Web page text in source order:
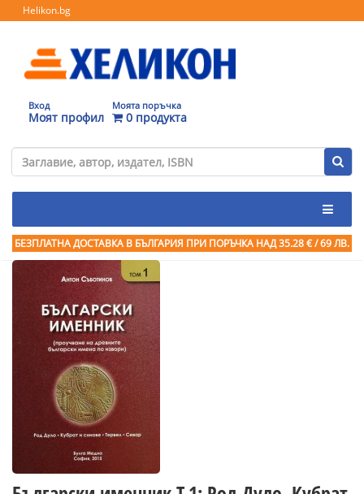
Helikon.bg
Вход
Моят профил
Моята поръчка
0 продукта
БЕЗПЛАТНА ДОСТАВКА В БЪЛГАРИЯ ПРИ ПОРЪЧКА НАД 35.28 € / 69 ЛВ.